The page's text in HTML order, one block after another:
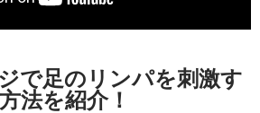
で足のリンパを刺激す
法を紹介！